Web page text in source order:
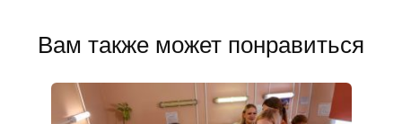
Вам также может понравиться